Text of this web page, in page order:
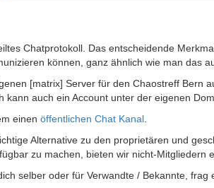
Chatprotokoll. Das entscheidende
können, ganz ähnlich wie man das
[matrix] Server für den Chaostreff
kann auch ein Account unter der eigenen
einen öffentlichen Chat Kanal
Alternative zu den proprietären und
zu machen, bieten wir nicht-Mitgliedern
selber oder für Verwandte / Bekannte,